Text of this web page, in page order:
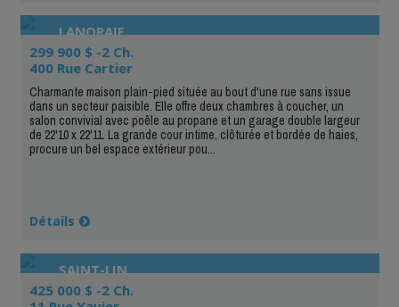
LANORAIE
299 900 $ -2 Ch.
400 Rue Cartier
Charmante maison plain-pied située au bout d'une rue sans issue
dans un secteur paisible. Elle offre deux chambres à coucher, un
salon convivial avec poêle au propane et un garage double largeur
de 22'10 x 22'11. La grande cour intime, clôturée et bordée de haies,
procure un bel espace extérieur pou...
Détails
SAINT-LIN
425 000 $ -2 Ch.